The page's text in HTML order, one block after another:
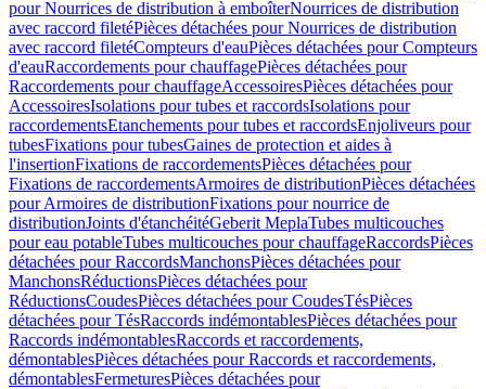
pour Nourrices de distribution à emboîterNourrices de distribution
avec raccord filetéPièces détachées pour Nourrices de distribution
avec raccord filetéCompteurs d'eauPièces détachées pour Compteurs
d'eauRaccordements pour chauffagePièces détachées pour
Raccordements pour chauffageAccessoiresPièces détachées pour
AccessoiresIsolations pour tubes et raccordsIsolations pour
raccordementsEtanchements pour tubes et raccordsEnjoliveurs pour
tubesFixations pour tubesGaines de protection et aides à
l'insertionFixations de raccordementsPièces détachées pour
Fixations de raccordementsArmoires de distributionPièces détachées
pour Armoires de distributionFixations pour nourrice de
distributionJoints d'étanchéitéGeberit MeplaTubes multicouches
pour eau potableTubes multicouches pour chauffageRaccordsPièces
détachées pour RaccordsManchonsPièces détachées pour
ManchonsRéductionsPièces détachées pour
RéductionsCoudesPièces détachées pour CoudesTésPièces
détachées pour TésRaccords indémontablesPièces détachées pour
Raccords indémontablesRaccords et raccordements,
démontablesPièces détachées pour Raccords et raccordements,
démontablesFermeturesPièces détachées pour